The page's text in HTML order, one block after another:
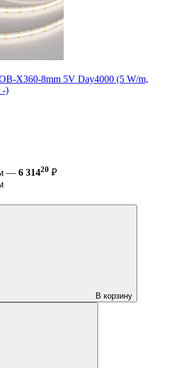
X360-8mm 5V Day4000 (5 W/m,
-)
м — 6 31420 ₽
В корзину